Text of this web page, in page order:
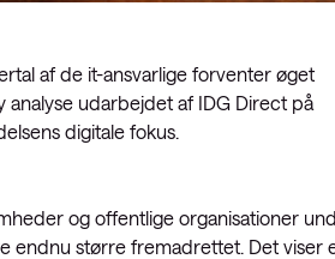
af de it-ansvarlige forventer øget
udarbejdet af IDG Direct på
digitale fokus.
og offentlige organisationer
endnu større fremadrettet. Det viser